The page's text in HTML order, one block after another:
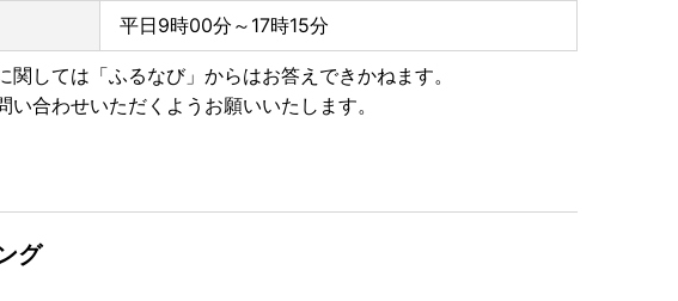
せ先までご連絡いただきますようお願い申し上げます。なお、お受け取
連絡につきましては対応いたしかねる場合がございますのであらかじめ
て■
す。
平日9時00分～17時15分
しては「ふるなび」からはお答えできかねます。
合わせいただくようお願いいたします。
グ